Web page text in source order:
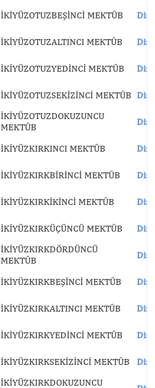
İKİYÜZOTUZBEŞİNCİ MEKTÛB
İKİYÜZOTUZALTINCI MEKTÛB
İKİYÜZOTUZYEDİNCİ MEKTÛB
İKİYÜZOTUZSEKİZİNCİ MEKTÛB
İKİYÜZOTUZDOKUZUNCU
MEKTÛB
İKİYÜZKIRKINCI MEKTÛB
İKİYÜZKIRKBİRİNCİ MEKTÛB
İKİYÜZKIRKİKİNCİ MEKTÛB
İKİYÜZKIRKÜÇÜNCÜ MEKTÛB
İKİYÜZKIRKDÖRDÜNCÜ
MEKTÛB
İKİYÜZKIRKBEŞİNCİ MEKTÛB
İKİYÜZKIRKALTINCI MEKTÛB
İKİYÜZKIRKYEDİNCİ MEKTÛB
İKİYÜZKIRKSEKİZİNCİ MEKTÛB
İKİYÜZKIRKDOKUZUNCU